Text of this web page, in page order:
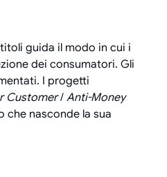
guida il modo in cui i
dei consumatori. Gli
I progetti
Customer/ Anti-Money
che nasconde la sua